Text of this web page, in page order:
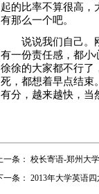
起的比率不算很高，
有那么一个吧。
说说我们自己。刚
有一份责任感，都小
徐徐的大家都不行了
死，都想着早点结束
有分，越来越快，当
一条： 校长寄语-郑州大学
一条： 2013年大学英语